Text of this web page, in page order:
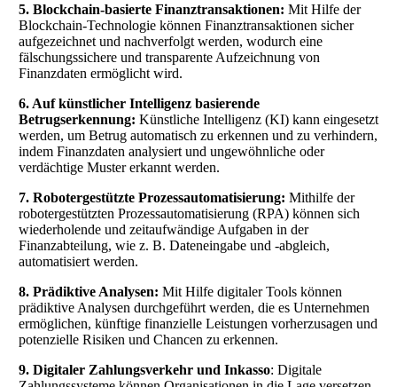
5. Blockchain-basierte Finanztransaktionen: Mit Hilfe der
Blockchain-Technologie können Finanztransaktionen sicher
aufgezeichnet und nachverfolgt werden, wodurch eine
fälschungssichere und transparente Aufzeichnung von
Finanzdaten ermöglicht wird.
6. Auf künstlicher Intelligenz basierende
Betrugserkennung: Künstliche Intelligenz (KI) kann eingesetzt
werden, um Betrug automatisch zu erkennen und zu verhindern,
indem Finanzdaten analysiert und ungewöhnliche oder
verdächtige Muster erkannt werden.
7. Robotergestützte Prozessautomatisierung: Mithilfe der
robotergestützten Prozessautomatisierung (RPA) können sich
wiederholende und zeitaufwändige Aufgaben in der
Finanzabteilung, wie z. B. Dateneingabe und -abgleich,
automatisiert werden.
8. Prädiktive Analysen: Mit Hilfe digitaler Tools können
prädiktive Analysen durchgeführt werden, die es Unternehmen
ermöglichen, künftige finanzielle Leistungen vorherzusagen und
potenzielle Risiken und Chancen zu erkennen.
9. Digitaler Zahlungsverkehr und Inkasso: Digitale